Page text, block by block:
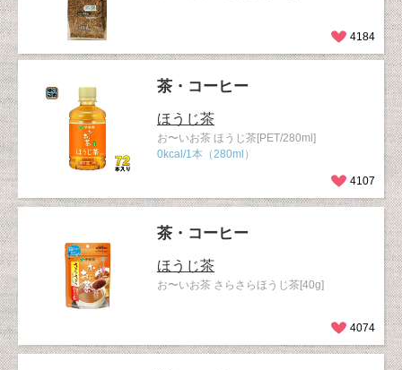
4184
茶・コーヒー
ほうじ茶
お〜いお茶 ほうじ茶[PET/280ml]
0kcal/1本（280ml）
4107
茶・コーヒー
ほうじ茶
お〜いお茶 さらさらほうじ茶[40g]
4074